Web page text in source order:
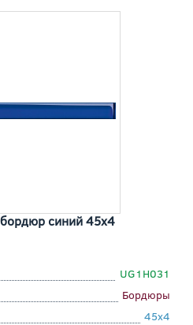
синий 45x4
UG1H031
Бордюры
45x4